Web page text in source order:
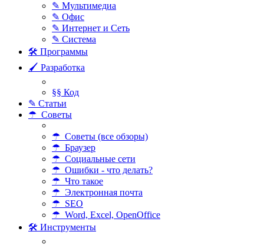
✎ Мультимедиа
✎ Офис
✎ Интернет и Сеть
✎ Система
🛠 Программы
🖌 Разработка
§§ Код
✎ Статьи
☂ Советы
☂ Советы (все обзоры)
☂ Браузер
☂ Социальные сети
☂ Ошибки - что делать?
☂ Что такое
☂ Электронная почта
☂ SEO
☂ Word, Excel, OpenOffice
🛠 Инструменты